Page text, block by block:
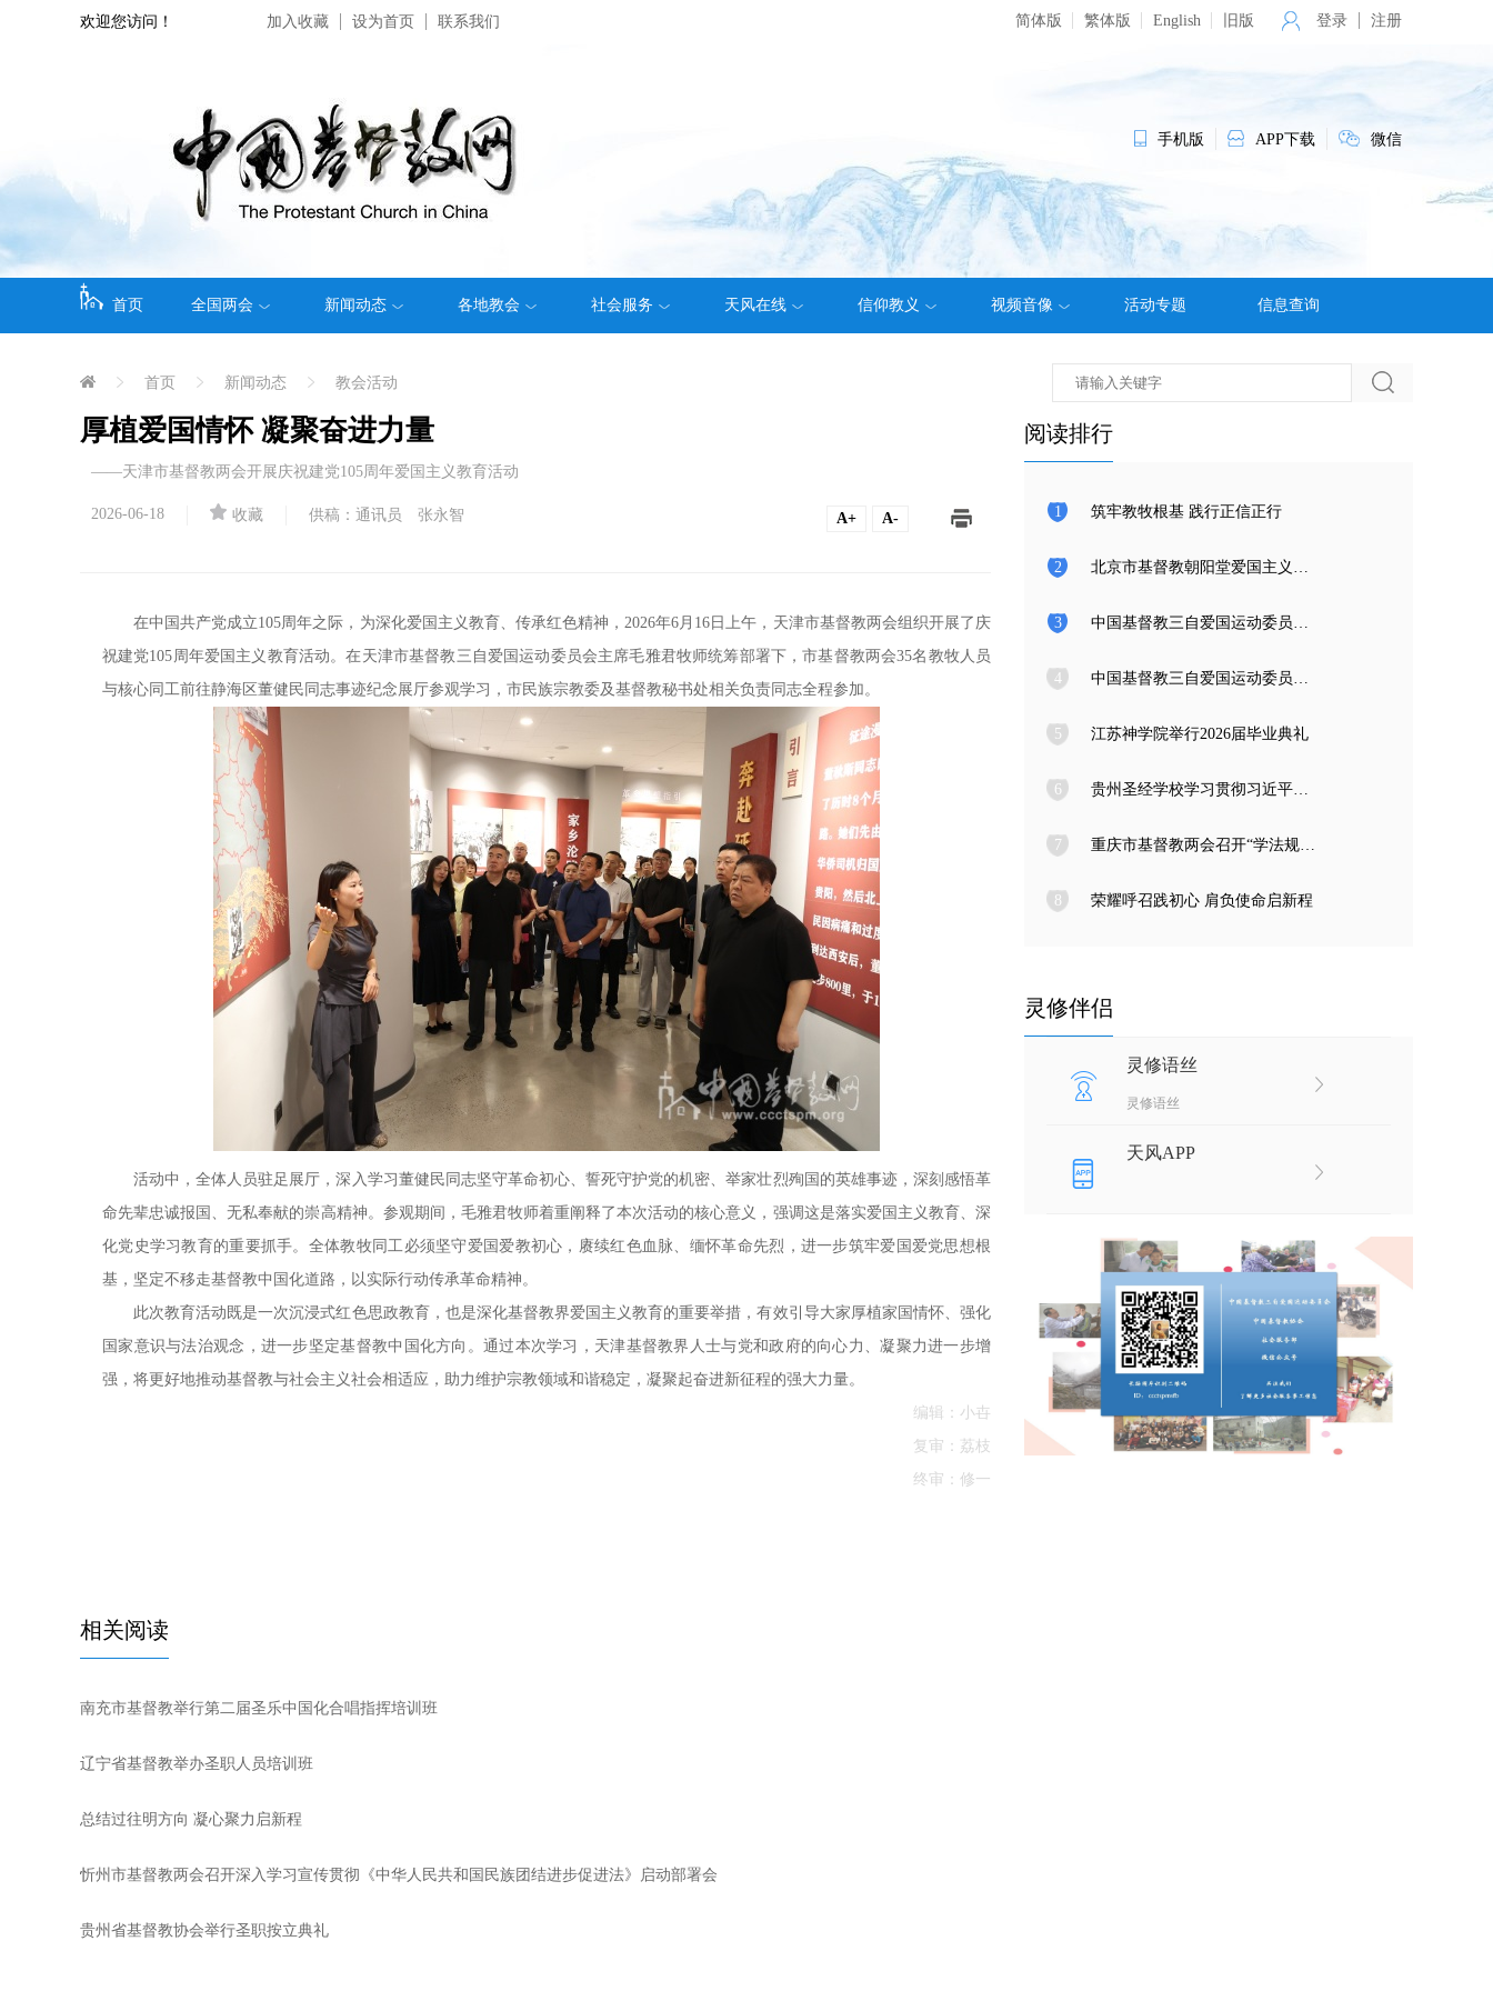
欢迎您访问！ 加入收藏 设为首页 联系我们 简体版 繁体版 English 旧版 登录 注册
手机版 APP下载 微信
首页 全国两会 新闻动态 各地教会 社会服务 天风在线 信仰教义 视频音像 活动专题 信息查询
首页 新闻动态 教会活动
厚植爱国情怀 凝聚奋进力量
——天津市基督教两会开展庆祝建党105周年爱国主义教育活动
2026-06-18 收藏 供稿：通讯员 张永智 A+ A-
在中国共产党成立105周年之际，为深化爱国主义教育、传承红色精神，2026年6月16日上午，天津市基督教两会组织开展了庆
祝建党105周年爱国主义教育活动。在天津市基督教三自爱国运动委员会主席毛雅君牧师统筹部署下，市基督教两会35名教牧人员
与核心同工前往静海区董健民同志事迹纪念展厅参观学习，市民族宗教委及基督教秘书处相关负责同志全程参加。
活动中，全体人员驻足展厅，深入学习董健民同志坚守革命初心、誓死守护党的机密、举家壮烈殉国的英雄事迹，深刻感悟革
命先辈忠诚报国、无私奉献的崇高精神。参观期间，毛雅君牧师着重阐释了本次活动的核心意义，强调这是落实爱国主义教育、深
化党史学习教育的重要抓手。全体教牧同工必须坚守爱国爱教初心，赓续红色血脉、缅怀革命先烈，进一步筑牢爱国爱党思想根
基，坚定不移走基督教中国化道路，以实际行动传承革命精神。
此次教育活动既是一次沉浸式红色思政教育，也是深化基督教界爱国主义教育的重要举措，有效引导大家厚植家国情怀、强化
国家意识与法治观念，进一步坚定基督教中国化方向。通过本次学习，天津基督教界人士与党和政府的向心力、凝聚力进一步增
强，将更好地推动基督教与社会主义社会相适应，助力维护宗教领域和谐稳定，凝聚起奋进新征程的强大力量。
编辑：小卋
复审：荔枝
终审：修一
相关阅读
南充市基督教举行第二届圣乐中国化合唱指挥培训班
辽宁省基督教举办圣职人员培训班
总结过往明方向 凝心聚力启新程
忻州市基督教两会召开深入学习宣传贯彻《中华人民共和国民族团结进步促进法》启动部署会
贵州省基督教协会举行圣职按立典礼
阅读排行
1 筑牢教牧根基 践行正信正行
2 北京市基督教朝阳堂爱国主义教育学习访问团一行来访
3 中国基督教三自爱国运动委员会2026年度公开招聘工作人员面试公告
4 中国基督教三自爱国运动委员会2026年度公开招聘应届高校毕业生面试公告
5 江苏神学院举行2026届毕业典礼
6 贵州圣经学校学习贯彻习近平总书记在庆祝中国共产党成立105周年大会上的重要讲话精神
7 重庆市基督教两会召开“学法规、守戒律、重修为、树形象” 教育活动总结会
8 荣耀呼召践初心 肩负使命启新程
灵修伴侣
灵修语丝
灵修语丝
天风APP